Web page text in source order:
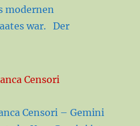
modernen
war. Der
Censori
Censori – Gemini